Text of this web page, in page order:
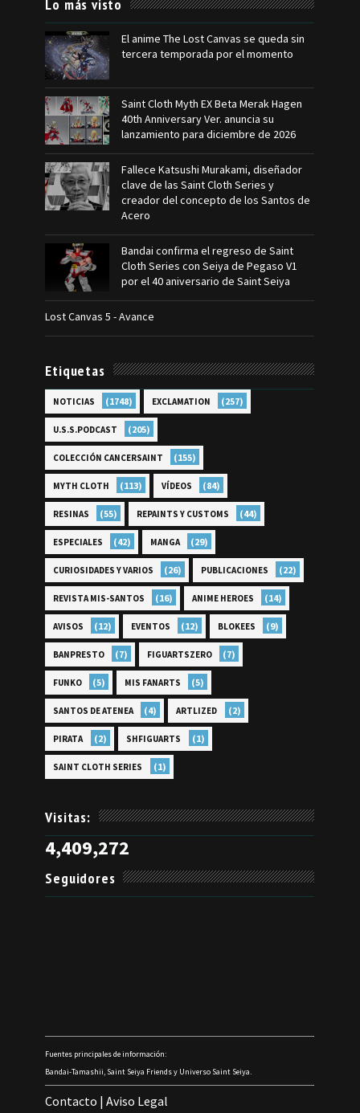
Lo más visto
El anime The Lost Canvas se queda sin
tercera temporada por el momento
Saint Cloth Myth EX Beta Merak Hagen
40th Anniversary Ver. anuncia su
lanzamiento para diciembre de 2026
Fallece Katsushi Murakami, diseñador
clave de las Saint Cloth Series y
creador del concepto de los Santos de
Acero
Bandai confirma el regreso de Saint
Cloth Series con Seiya de Pegaso V1
por el 40 aniversario de Saint Seiya
Lost Canvas 5 - Avance
Etiquetas
NOTICIAS (1748) EXCLAMATION (257)
U.S.S.PODCAST (205)
COLECCIÓN CANCERSAINT (155)
MYTH CLOTH (113) VÍDEOS (84)
RESINAS (55) REPAINTS Y CUSTOMS (44)
ESPECIALES (42) MANGA (29)
CURIOSIDADES Y VARIOS (26) PUBLICACIONES (22)
REVISTA MIS-SANTOS (16) ANIME HEROES (14)
AVISOS (12) EVENTOS (12) BLOKEES (9)
BANPRESTO (7) FIGUARTSZERO (7)
FUNKO (5) MIS FANARTS (5)
SANTOS DE ATENEA (4) ARTLIZED (2)
PIRATA (2) SHFIGUARTS (1)
SAINT CLOTH SERIES (1)
Visitas:
4,409,272
Seguidores
Fuentes principales de información:
Bandai-Tamashii, Saint Seiya Friends y Universo Saint Seiya.
Contacto |Aviso Legal